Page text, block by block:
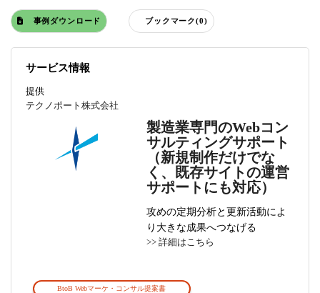
事例ダウンロード ブックマーク(0)
サービス情報
提供
テクノポート株式会社
製造業専門のWebコン
サルティングサポート
（新規制作だけでな
く、既存サイトの運営
サポートにも対応）
攻めの定期分析と更新活動によ
り大きな成果へつなげる
>> 詳細はこちら
BtoB Webマーケ・コンサル提案書